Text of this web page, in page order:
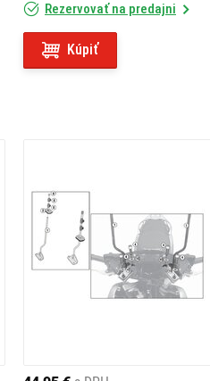
Rezervovať na predajni
Kúpiť